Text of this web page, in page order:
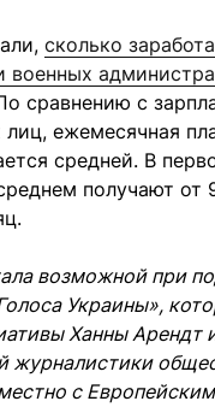
сколько
военных
сравнению с
ежемесячная
средней. В
получают от
возможной при
Украины»,
Ханны Арендт
журналистики
с